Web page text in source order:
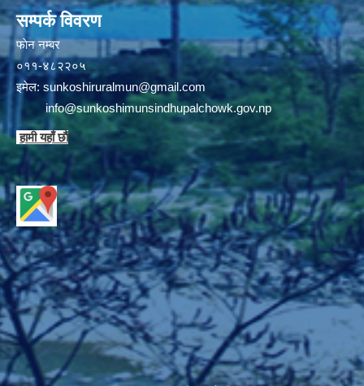
सम्पर्क विवरण
फाेन न‌‍‍‍‌‌म्बर
०११-४८२२०५
इमेल: sunkoshiruralmun@gmail.com
info@sunkoshimunsindhupalchowk.gov.np
हामी यहाँ छाै‌ं